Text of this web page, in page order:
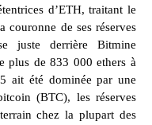
d’ETH, traitant le
de ses réserves
juste derrière Bitmine
plus de 833 000 ethers à
ait été dominée par une
(BTC), les réserves
chez la plupart des